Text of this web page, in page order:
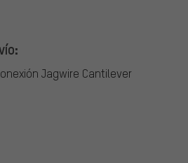
Jagwire Cantilever